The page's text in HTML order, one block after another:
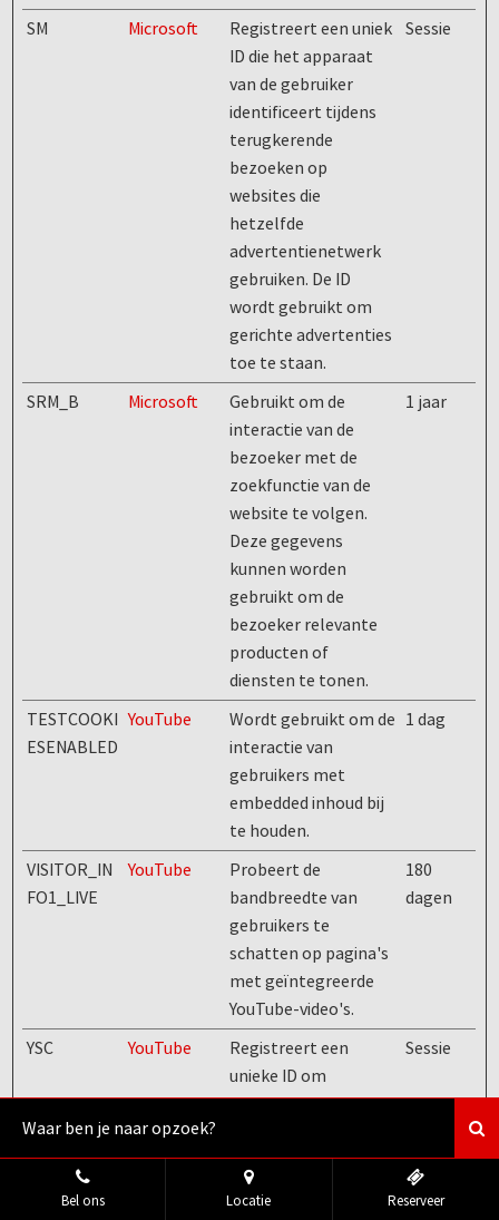
Bel ons Locatie Reserveer
SM Microsoft
Registreert een uniek
ID die het apparaat
van de gebruiker
identificeert tijdens
terugkerende
bezoeken op
websites die
hetzelfde
advertentienetwerk
gebruiken. De ID
wordt gebruikt om
gerichte advertenties
toe te staan.
Sessie
SRM_B Microsoft
Gebruikt om de
interactie van de
bezoeker met de
zoekfunctie van de
website te volgen.
Deze gegevens
kunnen worden
gebruikt om de
bezoeker relevante
producten of
diensten te tonen.
1 jaar
TESTCOOKI
ESENABLED
YouTube
Wordt gebruikt om de
interactie van
gebruikers met
embedded inhoud bij
te houden.
1 dag
VISITOR_IN
FO1_LIVE
YouTube
Probeert de
bandbreedte van
gebruikers te
schatten op pagina's
met geïntegreerde
YouTube-video's.
180
dagen
YSC YouTube
Registreert een
unieke ID om
statistieken bij te
video's van YouTube
de gebruiker heeft
Sessie